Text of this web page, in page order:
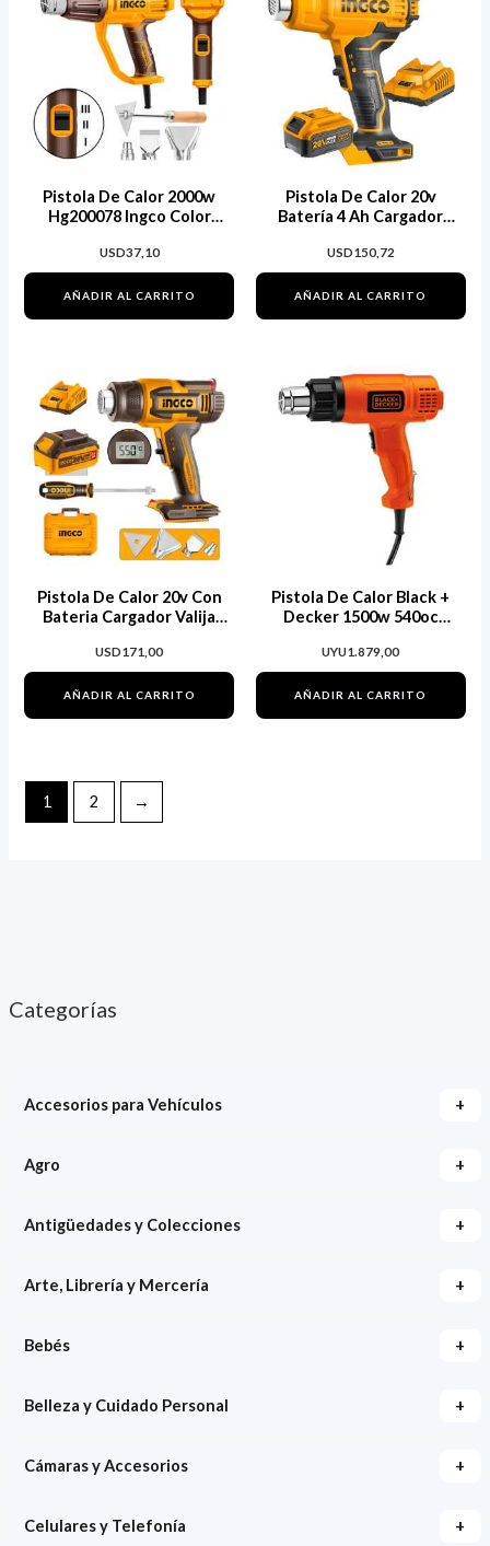
Categorías
Accesorios para Vehículos +
Agro +
Antigüedades y Colecciones +
Arte, Librería y Mercería +
Bebés +
Belleza y Cuidado Personal +
Cámaras y Accesorios +
Celulares y Telefonía +
Pistola De Calor 2000w
Hg200078 Ingco Color
USD37,10
AÑADIR AL CARRITO
Pistola De Calor 20v
Batería 4 Ah Cargador
USD150,72
AÑADIR AL CARRITO
Pistola De Calor 20v Con
Bateria Cargador Valija
USD171,00
AÑADIR AL CARRITO
Pistola De Calor Black +
Decker 1500w 540oc
UYU1.879,00
AÑADIR AL CARRITO
1 2 →